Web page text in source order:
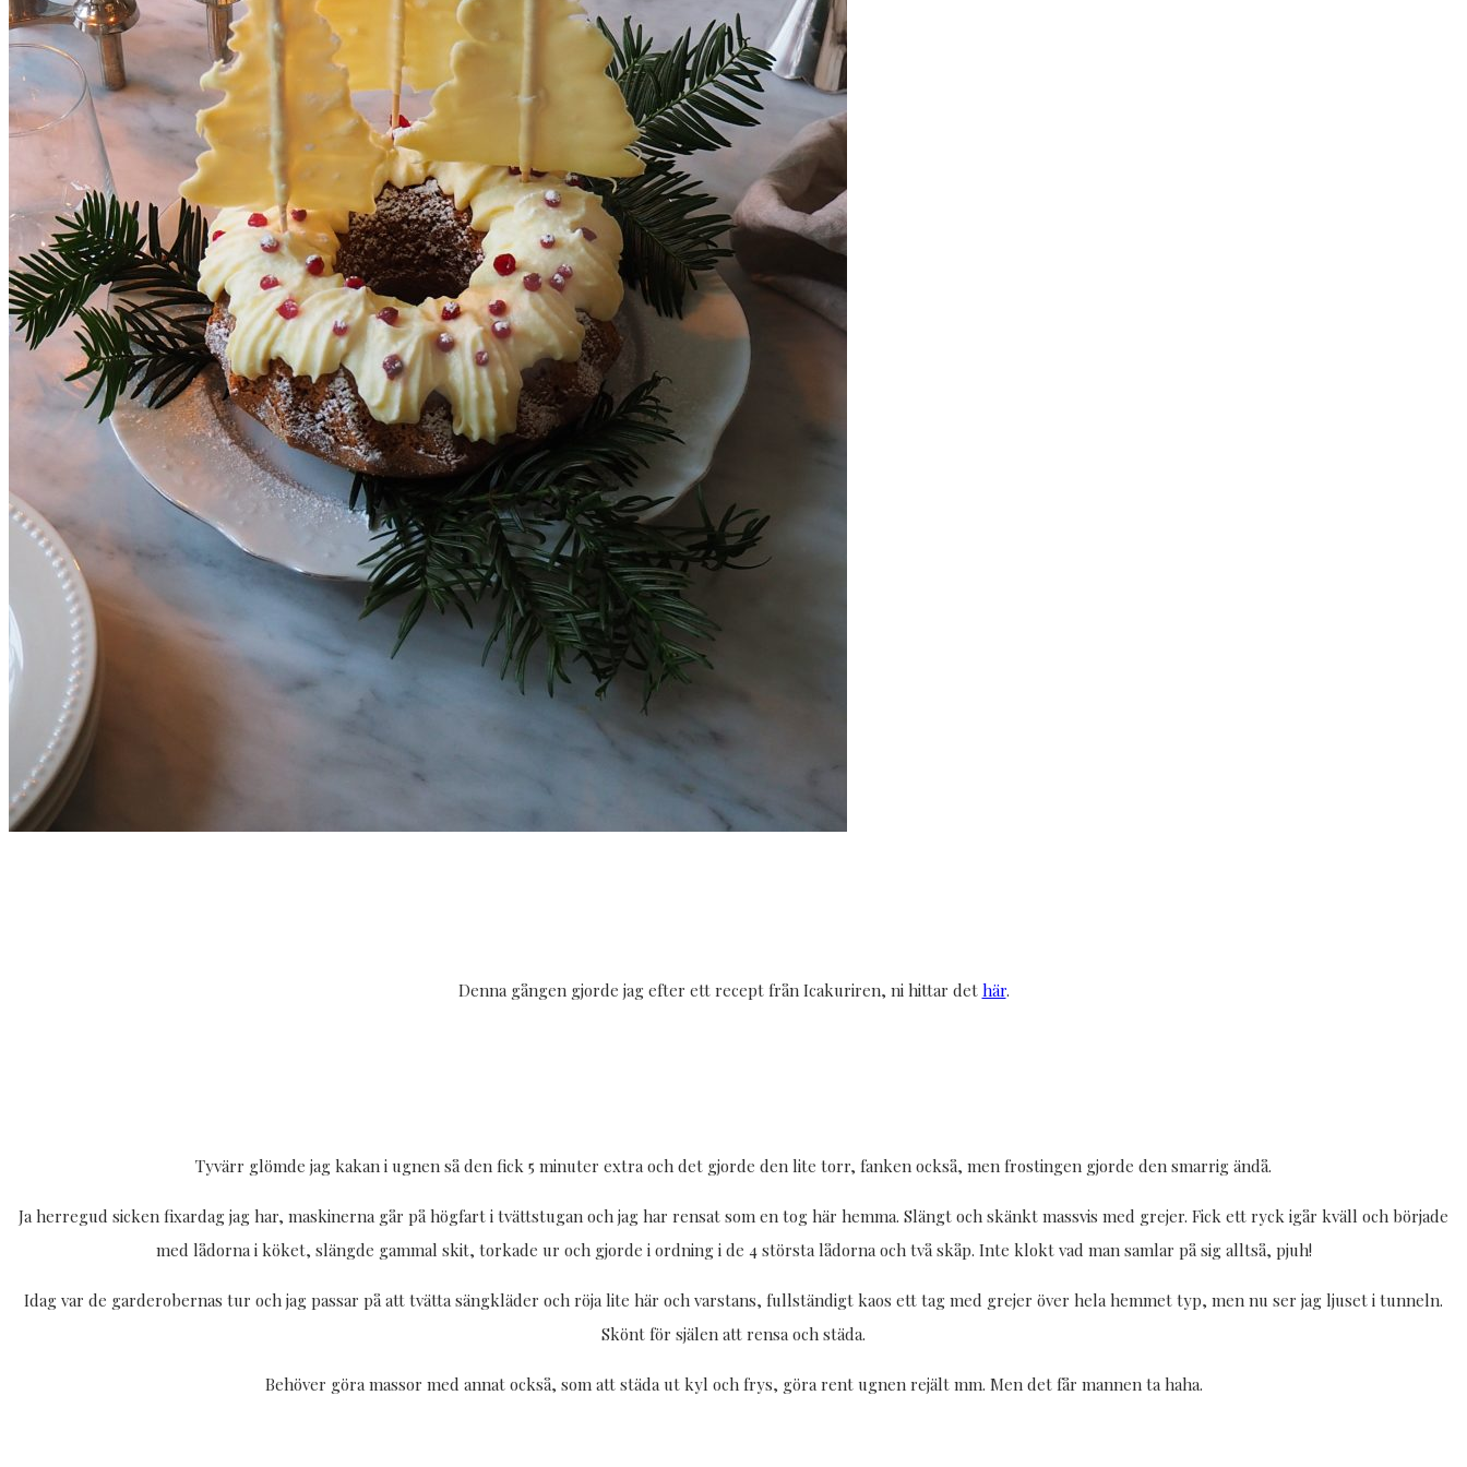
Denna gången gjorde jag efter ett recept från Icakuriren, ni hittar det här.
Tyvärr glömde jag kakan i ugnen så den fick 5 minuter extra och det gjorde den lite torr, fanken också, men frostingen gjorde den smarrig ändå.
Ja herregud sicken fixardag jag har, maskinerna går på högfart i tvättstugan och jag har rensat som en tog här hemma. Slängt och skänkt massvis med grejer. Fick ett ryck igår kväll och började
med lådorna i köket, slängde gammal skit, torkade ur och gjorde i ordning i de 4 största lådorna och två skåp. Inte klokt vad man samlar på sig alltså, pjuh!
Idag var de garderobernas tur och jag passar på att tvätta sängkläder och röja lite här och varstans, fullständigt kaos ett tag med grejer över hela hemmet typ, men nu ser jag ljuset i tunneln.
Skönt för själen att rensa och städa.
Behöver göra massor med annat också, som att städa ut kyl och frys, göra rent ugnen rejält mm. Men det får mannen ta haha.